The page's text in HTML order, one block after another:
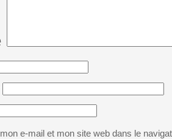
e-mail et mon site web dans le